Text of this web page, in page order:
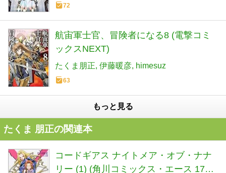
72
航宙軍士官、冒険者になる8 (電撃コミ
ックスNEXT)
たくま朋正 伊藤暖彦 himesuz
63
もっと見る
たくま 朋正の関連本
コードギアス ナイトメア・オブ・ナナ
リー (1) (角川コミックス・エース 175-